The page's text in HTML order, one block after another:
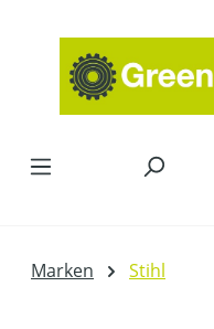
Marken Stihl